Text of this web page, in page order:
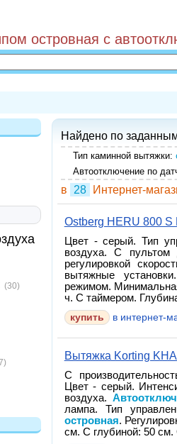
островная с
(30)
Найдено по
Тип каминной вытяжки:
Автоотключение по
в 28 Интернет-
Ostberg HERU 800 S
Цвет - серый. Тип
воздуха. С пультом
регулировкой
вытяжные
режимом.
ч. С таймером.
купить в интернет-
Вытяжка Korting
С
Цвет - серый.
воздуха.
лампа. Тип
островная.
см. С глубиной: 50